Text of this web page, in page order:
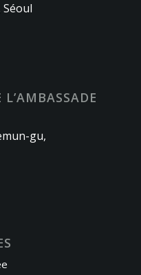
gu,